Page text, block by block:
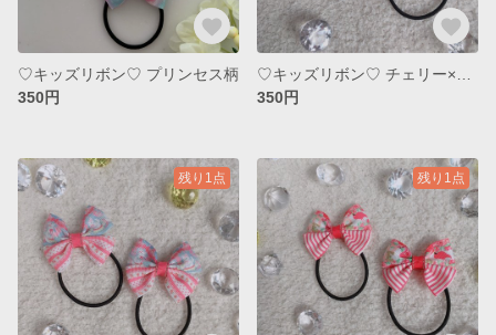
♡キッズリボン♡ プリンセス柄
350円
350円
残り1点 残り1点